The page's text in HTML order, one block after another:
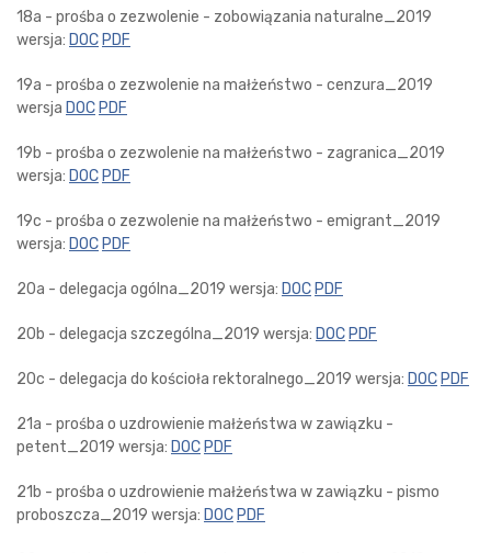
18a - prośba o zezwolenie - zobowiązania naturalne_2019
wersja: DOC PDF
19a - prośba o zezwolenie na małżeństwo - cenzura_2019
wersja DOC PDF
19b - prośba o zezwolenie na małżeństwo - zagranica_2019
wersja: DOC PDF
19c - prośba o zezwolenie na małżeństwo - emigrant_2019
wersja: DOC PDF
20a - delegacja ogólna_2019 wersja: DOC PDF
20b - delegacja szczególna_2019 wersja: DOC PDF
20c - delegacja do kościoła rektoralnego_2019 wersja: DOC PDF
21a - prośba o uzdrowienie małżeństwa w zawiązku -
petent_2019 wersja: DOC PDF
21b - prośba o uzdrowienie małżeństwa w zawiązku - pismo
proboszcza_2019 wersja: DOC PDF